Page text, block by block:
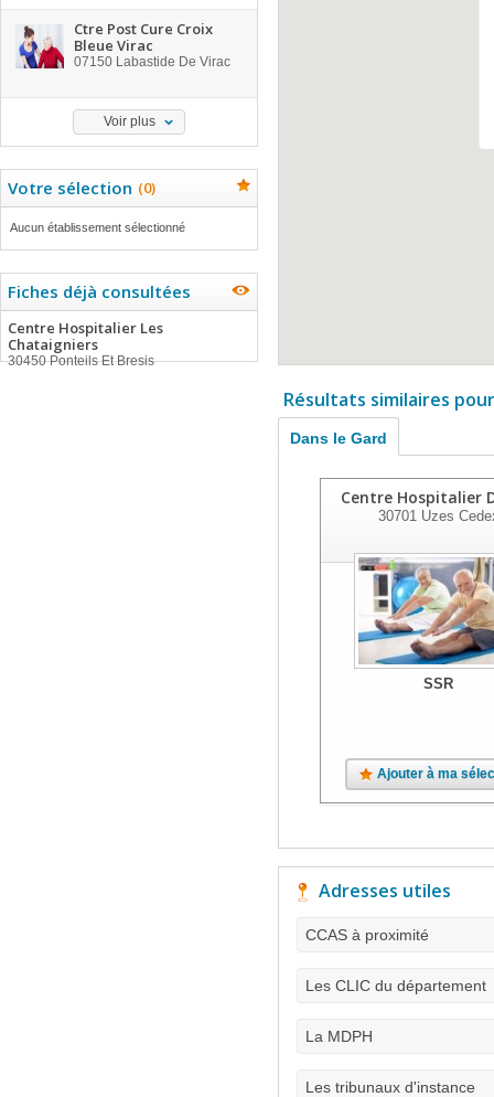
Ctre Post Cure Croix
Bleue Virac
07150 Labastide De Virac
Voir plus
Votre sélection (0)
Aucun établissement sélectionné
Fiches déjà consultées
Centre Hospitalier Les
Chataigniers
30450 Ponteils Et Bresis
Résultats similaires
Dans le Gard
Centre Hospitalier
30701Uzes
SSR
Ajouter à ma
Adresses utiles
CCAS à proximité
Les CLIC du département
La MDPH
Les tribunaux d'instance